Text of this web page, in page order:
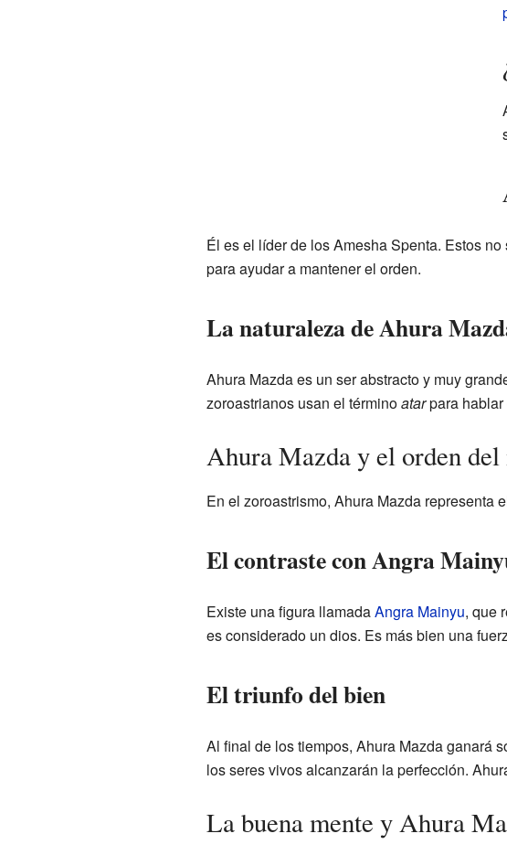
Él es el líder de los Amesha Spenta. Estos
para ayudar a mantener el orden.
La naturaleza de Ahura
Ahura Mazda es un ser abstracto y muy
zoroastrianos usan el términoatarpara hablar
Ahura Mazda y el orden del
En el zoroastrismo, Ahura Mazda representa
El contraste con Angra
Existe una figura llamadaAngra Mainyu, que
es considerado un dios. Es más bien una
El triunfo del bien
Al final de los tiempos, Ahura Mazda ganará
los seres vivos alcanzarán la perfección.
La buena mente y Ahura